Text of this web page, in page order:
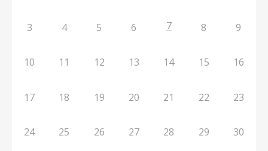
3 4 5 6 7 8 9
10 11 12 13 14 15 16
17 18 19 20 21 22 23
24 25 26 27 28 29 30